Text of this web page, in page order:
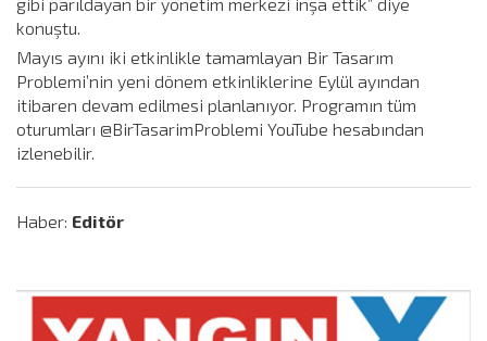
konuştu.
Mayıs ayını iki etkinlikle tamamlayan Bir Tasarım
Problemi’nin yeni dönem etkinliklerine Eylül ayından
itibaren devam edilmesi planlanıyor. Programın tüm
oturumları @BirTasarimProblemi YouTube hesabından
izlenebilir.
Haber: Editör